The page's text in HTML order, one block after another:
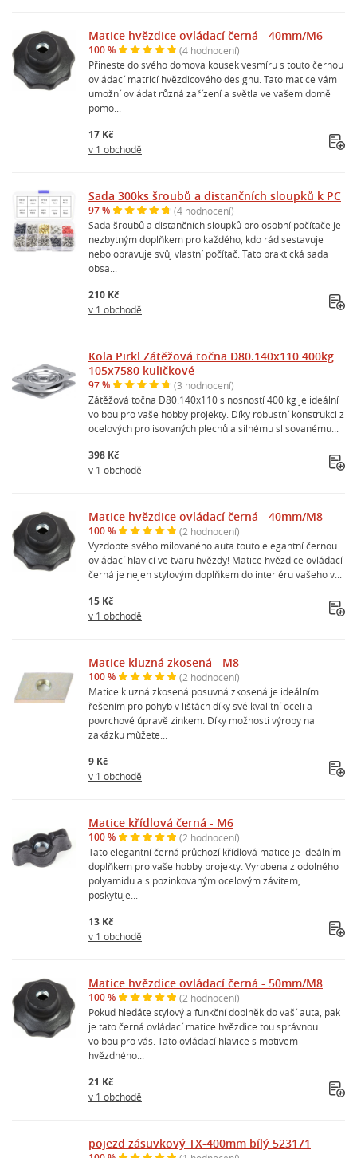
Matice hvězdice ovládací černá - 40mm/M6
100 %
(4 hodnocení)
Přineste do svého domova kousek vesmíru s touto černou
ovládací matricí hvězdicového designu. Tato matice vám
umožní ovládat různá zařízení a světla ve vašem domě
pomo...
17 Kč
v 1 obchodě
Sada 300ks šroubů a distančních sloupků k PC
97 %
(4 hodnocení)
Sada šroubů a distančních sloupků pro osobní počítače je
nezbytným doplňkem pro každého, kdo rád sestavuje
nebo opravuje svůj vlastní počítač. Tato praktická sada
obsa...
210 Kč
v 1 obchodě
Kola Pirkl Zátěžová točna D80.140x110 400kg
105x7580 kuličkové
97 %
(3 hodnocení)
Zátěžová točna D80.140x110 s nosností 400 kg je ideální
volbou pro vaše hobby projekty. Díky robustní konstrukci z
ocelových prolisovaných plechů a silnému slisovanému...
398 Kč
v 1 obchodě
Matice hvězdice ovládací černá - 40mm/M8
100 %
(2 hodnocení)
Vyzdobte svého milovaného auta touto elegantní černou
ovládací hlavicí ve tvaru hvězdy! Matice hvězdice ovládací
černá je nejen stylovým doplňkem do interiéru vašeho v...
15 Kč
v 1 obchodě
Matice kluzná zkosená - M8
100 %
(2 hodnocení)
Matice kluzná zkosená posuvná zkosená je ideálním
řešením pro pohyb v lištách díky své kvalitní oceli a
povrchové úpravě zinkem. Díky možnosti výroby na
zakázku můžete...
9 Kč
v 1 obchodě
Matice křídlová černá - M6
100 %
(2 hodnocení)
Tato elegantní černá průchozí křídlová matice je ideálním
doplňkem pro vaše hobby projekty. Vyrobena z odolného
polyamidu a s pozinkovaným ocelovým závitem,
poskytuje...
13 Kč
v 1 obchodě
Matice hvězdice ovládací černá - 50mm/M8
100 %
(2 hodnocení)
Pokud hledáte stylový a funkční doplněk do vaší auta, pak
je tato černá ovládací matice hvězdice tou správnou
volbou pro vás. Tato ovládací hlavice s motivem
hvězdného...
21 Kč
v 1 obchodě
pojezd zásuvkový TX-400mm bílý 523171